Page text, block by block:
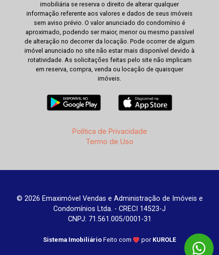
imobiliária se reserva o direito de alterar qualquer
informação referente aos valores e dados de seus imóveis
sem aviso prévio. O valor anunciado do condomínio é
aproximado, podendo ser maior, menor ou mesmo passível
de alteração no decorrer da locação. Pode ocorrer de algum
imóvel anunciado no site não estar mais disponível devido à
rotatividade. As solicitações feitas pelo site não implicam
em reserva, compra, venda ou locação de quaisquer
imóveis.
Política de Privacidade
Termo de Uso
© 2026 Emaximóvel Vendas e Administração de Imóveis e
Condomínios Ltda. - CRECI 14523-J
CNPJ: 71.561.005/0001-31
Sistema Imobiliário Feito com por KUROLE